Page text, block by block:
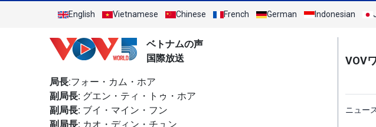
English Vietnamese Chinese French German Indonesian
ベトナムの声
国際放送
局長:フォー・カム・ホア
副局長: グエン・ティ・トゥ・ホア
副局長: ブイ・マイン・フン
副局長: カオ・ディン・チュン
VOV
ニュー